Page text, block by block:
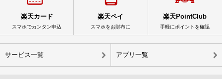
楽天カード
スマホでカンタン申込
楽天ペイ
スマホをお財布に
楽天PointClub
手軽にポイントを確認
サービス一覧 アプリ一覧